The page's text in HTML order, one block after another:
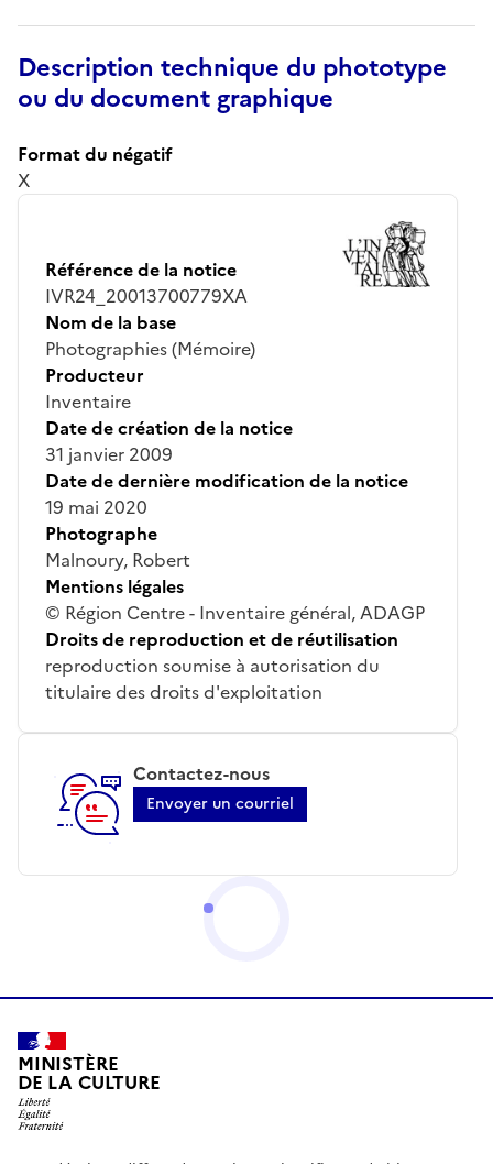
Description technique du phototype
ou du document graphique
Format du négatif
X
Référence de la notice
IVR24_20013700779XA
Nom de la base
Photographies (Mémoire)
Producteur
Inventaire
Date de création de la notice
31 janvier 2009
Date de dernière modification de la notice
19 mai 2020
Photographe
Malnoury, Robert
Mentions légales
© Région Centre - Inventaire général, ADAGP
Droits de reproduction et de réutilisation
reproduction soumise à autorisation du
titulaire des droits d'exploitation
Contactez-nous
Envoyer un courriel
MINISTÈRE
DE LA CULTURE